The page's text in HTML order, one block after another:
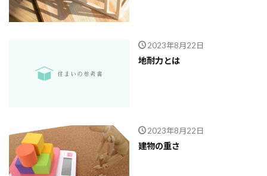
2023年8月22日
地耐力とは
2023年8月22日
建物の重さ